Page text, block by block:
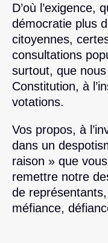
D’où l’exigence,
démocratie plus
citoyennes,
consultations
surtout, que
Constitution, à
votations.
Vos propos, à
dans un
raison » que
remettre notre
de
méfiance,